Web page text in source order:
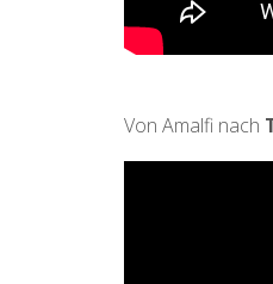
Von Amalfi nach